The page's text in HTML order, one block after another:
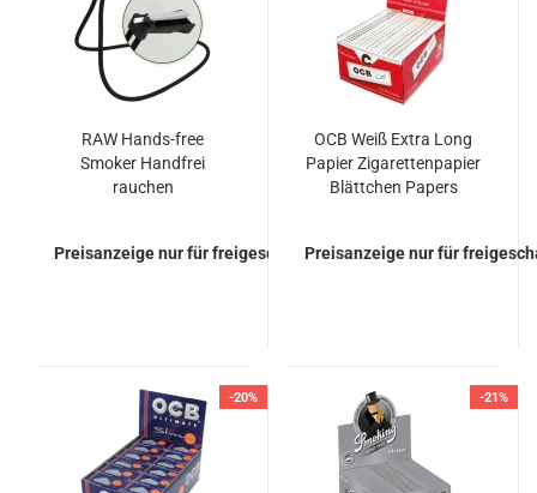
RAW Hands-free
Smoker Handfrei
rauchen
Preisanzeige nur für freigeschaltete Kunden
OCB Weiß Extra Long
Papier Zigarettenpapier
Blättchen Papers
Preisanzeige nur für
-20% -21%